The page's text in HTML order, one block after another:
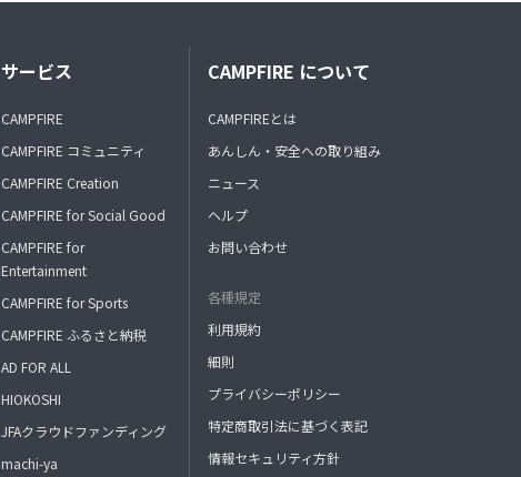
サービス
CAMPFIRE
CAMPFIRE コミュニティ
CAMPFIRE Creation
CAMPFIRE for Social Good
CAMPFIRE for
Entertainment
CAMPFIRE for Sports
CAMPFIRE ふるさと納税
AD FOR ALL
HIOKOSHI
JFAクラウドファンディング
machi-ya
CAMPFIRE について
CAMPFIREとは
あんしん・安全への取り組み
ニュース
ヘルプ
お問い合わせ
各種規定
利用規約
細則
プライバシーポリシー
特定商取引法に基づく表記
情報セキュリティ方針